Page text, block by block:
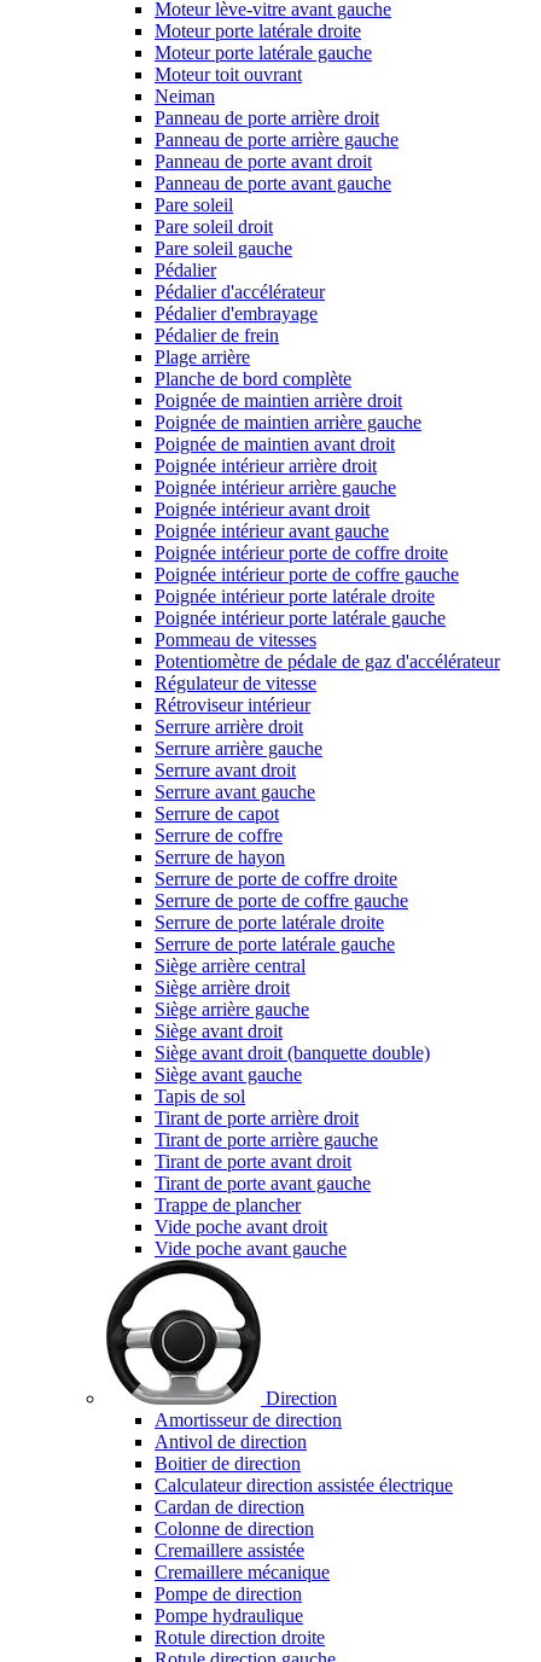
Moteur lève-vitre avant gauche
Moteur porte latérale droite
Moteur porte latérale gauche
Moteur toit ouvrant
Neiman
Panneau de porte arrière droit
Panneau de porte arrière gauche
Panneau de porte avant droit
Panneau de porte avant gauche
Pare soleil
Pare soleil droit
Pare soleil gauche
Pédalier
Pédalier d'accélérateur
Pédalier d'embrayage
Pédalier de frein
Plage arrière
Planche de bord complète
Poignée de maintien arrière droit
Poignée de maintien arrière gauche
Poignée de maintien avant droit
Poignée intérieur arrière droit
Poignée intérieur arrière gauche
Poignée intérieur avant droit
Poignée intérieur avant gauche
Poignée intérieur porte de coffre droite
Poignée intérieur porte de coffre gauche
Poignée intérieur porte latérale droite
Poignée intérieur porte latérale gauche
Pommeau de vitesses
Potentiomètre de pédale de gaz d'accélérateur
Régulateur de vitesse
Rétroviseur intérieur
Serrure arrière droit
Serrure arrière gauche
Serrure avant droit
Serrure avant gauche
Serrure de capot
Serrure de coffre
Serrure de hayon
Serrure de porte de coffre droite
Serrure de porte de coffre gauche
Serrure de porte latérale droite
Serrure de porte latérale gauche
Siège arrière central
Siège arrière droit
Siège arrière gauche
Siège avant droit
Siège avant droit (banquette double)
Siège avant gauche
Tapis de sol
Tirant de porte arrière droit
Tirant de porte arrière gauche
Tirant de porte avant droit
Tirant de porte avant gauche
Trappe de plancher
Vide poche avant droit
Vide poche avant gauche
Direction
Amortisseur de direction
Antivol de direction
Boitier de direction
Calculateur direction assistée électrique
Cardan de direction
Colonne de direction
Cremaillere assistée
Cremaillere mécanique
Pompe de direction
Pompe hydraulique
Rotule direction droite